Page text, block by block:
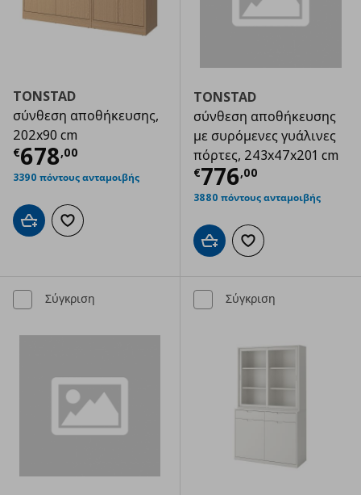
TONSTAD
σύνθεση αποθήκευσης,
202x90 cm
€678,00
Τρέχουσα τιμή € 678,00
3390 πόντους ανταμοιβής
Προσθήκη στο καλάθι
Προσθήκη στα αγαπημένα
TONSTAD
σύνθεση αποθήκευσης
με συρόμενες γυάλινες
πόρτες, 243x47x201 cm
€776,00
Τρέχουσα
3880 πόντους ανταμοιβής
Προσθήκη στο καλάθι
Προσθήκη στα
Σύγκριση Σύγκριση